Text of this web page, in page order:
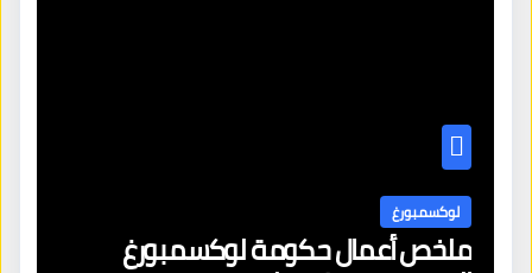
القضاء يكبح ماري أستريد يوروبا